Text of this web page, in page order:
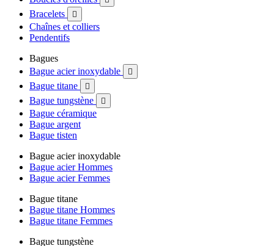
Bracelets 
Chaînes et colliers
Pendentifs
Bagues
Bague acier inoxydable

Bague titane 
Bague tungstène 
Bague céramique
Bague argent
Bague tisten
Bague acier inoxydable
Bague acier Hommes
Bague acier Femmes
Bague titane
Bague titane Hommes
Bague titane Femmes
Bague tungstène